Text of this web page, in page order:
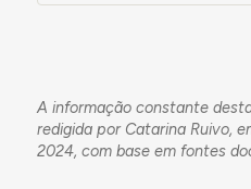
A informação constante
redigida por Catarina Ruivo,
2024, com base em fontes